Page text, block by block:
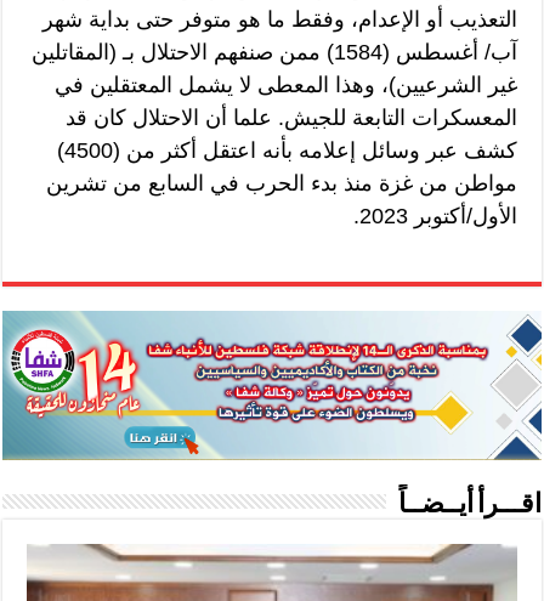
التعذيب أو الإعدام، وفقط ما هو متوفر حتى بداية شهر
آب/ أغسطس (1584) ممن صنفهم الاحتلال بـ (المقاتلين
غير الشرعيين)، وهذا المعطى لا يشمل المعتقلين في
المعسكرات التابعة للجيش. علما أن الاحتلال كان قد
كشف عبر وسائل إعلامه بأنه اعتقل أكثر من (4500)
مواطن من غزة منذ بدء الحرب في السابع من تشرين
الأول/أكتوبر 2023.
اقـــرأ أيــضــاً